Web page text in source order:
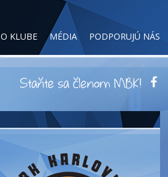
O KLUBE MÉDIA PODPORUJÚ NÁS